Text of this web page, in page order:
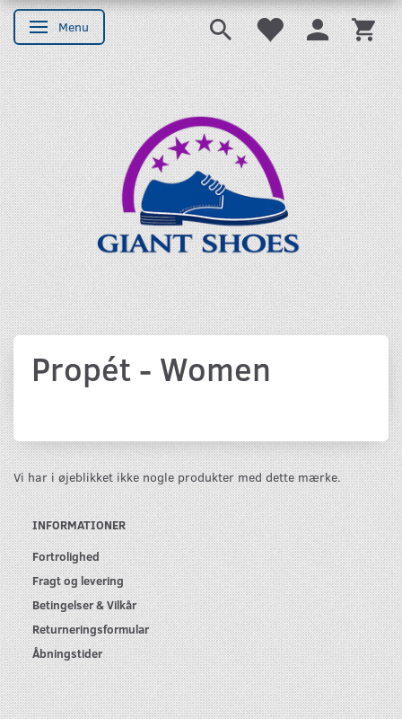
Skifte navigation
Menu
Propét - Women
Vi har i øjeblikket ikke nogle produkter med dette mærke.
INFORMATIONER
Fortrolighed
Fragt og levering
Betingelser & Vilkår
Returneringsformular
Åbningstider